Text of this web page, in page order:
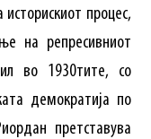
процес,
на репресивниот
во 1930тите, со
демократија по
претставува